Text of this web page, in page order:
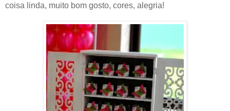
coisa linda, muito bom gosto, cores, alegria!